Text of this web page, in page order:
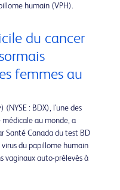
humain (VPH).
du cancer
femmes au
(NYSE : BDX), l'une des
médicale au monde, a
Santé Canada du test BD
du papillome humain
vaginaux auto-prélevés à